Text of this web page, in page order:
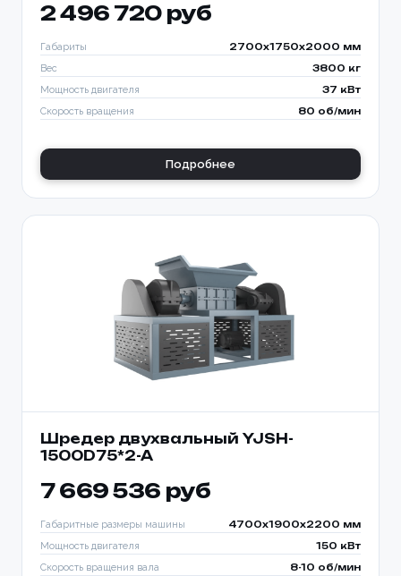
2 496 720 руб
Габариты 2700x1750x2000 мм
Вес 3800 кг
Мощность двигателя 37 кВт
Скорость вращения 80 об/мин
Подробнее
Шредер двухвальный YJSH-
1500D75*2-A
7 669 536 руб
Габаритные размеры машины 4700x1900x2200 мм
Мощность двигателя 150 кВт
Скорость вращения вала 8-10 об/мин